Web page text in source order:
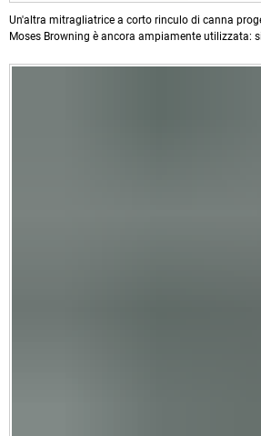
Un'altra mitragliatrice a corto rinculo di canna
Moses Browning è ancora ampiamente utilizzata: